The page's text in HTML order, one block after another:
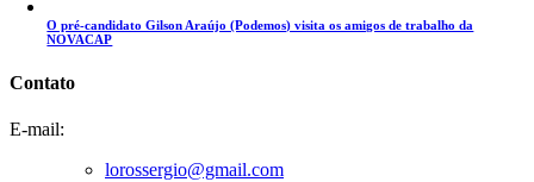
O pré-candidato Gilson Araújo (Podemos) visita os amigos de trabalho da
NOVACAP
Contato
E-mail:
lorossergio@gmail.com